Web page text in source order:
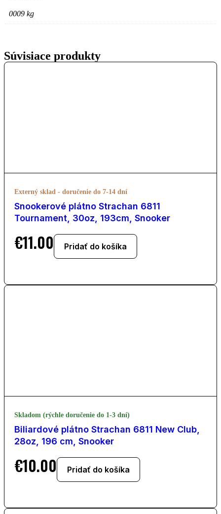
0009 kg
Súvisiace produkty
Externý sklad - doručenie do 7-14 dní
Snookerové plátno Strachan 6811
Tournament, 30oz, 193cm, Snooker
€11.00 Pridať do košíka
Skladom (rýchle doručenie do 1-3 dní)
Biliardové plátno Strachan 6811 New Club,
28oz, 196 cm, Snooker
€10.00 Pridať do košíka